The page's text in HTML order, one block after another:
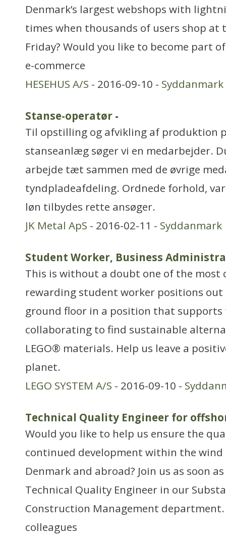
Denmark’s largest webshops with
times when thousands of users shop at
Friday? Would you like to become part
e-commerce
HESEHUS A/S - 2016-09-10 - Syddanmark
Stanse-operatør -
Til opstilling og afvikling af produktion
stanseanlæg søger vi en medarbejder.
arbejde tæt sammen med de øvrige
tyndpladeafdeling. Ordnede forhold,
løn tilbydes rette ansøger.
JK Metal ApS - 2016-02-11 - Syddanmark
Student Worker, Business
This is without a doubt one of the most
rewarding student worker positions
ground floor in a position that supports
collaborating to find sustainable
LEGO® materials. Help us leave a
planet.
LEGO SYSTEM A/S - 2016-09-10 -
Technical Quality Engineer for
Would you like to help us ensure the
continued development within the wind
Denmark and abroad? Join us as soon
Technical Quality Engineer in our
Construction Management
colleagues